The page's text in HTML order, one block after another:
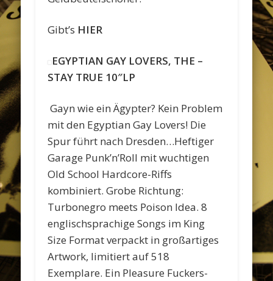
Gibt’s HIER
EGYPTIAN GAY LOVERS, THE –
STAY TRUE 10″LP
Gayn wie ein Ägypter? Kein Problem
mit den Egyptian Gay Lovers! Die
Spur führt nach Dresden…Heftiger
Garage Punk’n’Roll mit wuchtigen
Old School Hardcore-Riffs
kombiniert. Grobe Richtung:
Turbonegro meets Poison Idea. 8
englischsprachige Songs im King
Size Format verpackt in großartiges
Artwork, limitiert auf 518
Exemplare. Ein Pleasure Fuckers-